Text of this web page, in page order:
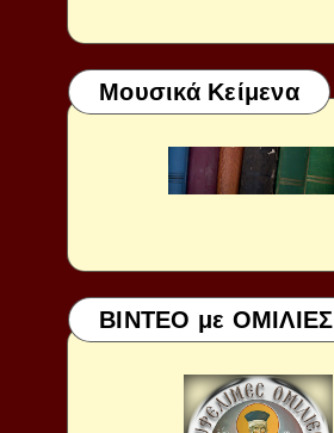
Μουσικά Κείμενα
ΒΙΝΤΕΟ με ΟΜΙΛΙΕΣ